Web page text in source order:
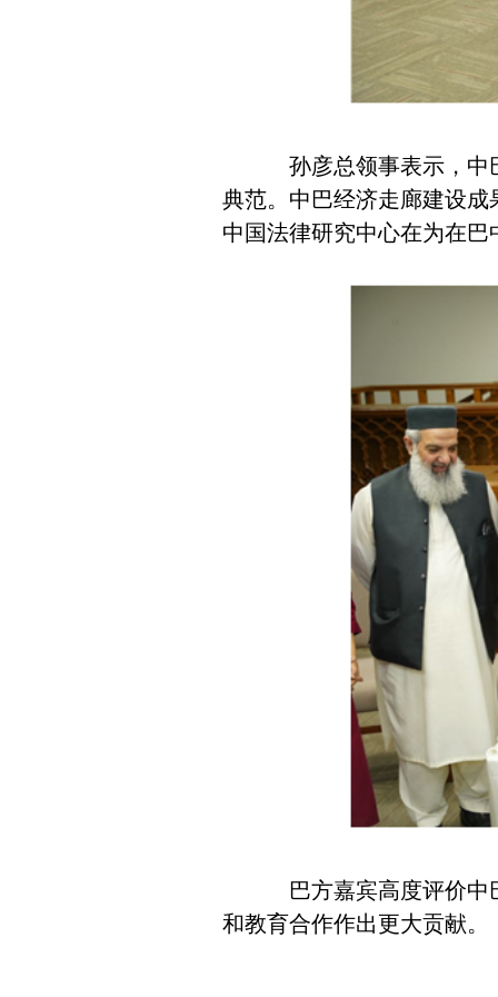
孙彦总领事表示，中巴
典范。中巴经济走廊建设成
中国法律研究中心在为在
巴方嘉宾高度评价中巴
和教育合作作出更大贡献。